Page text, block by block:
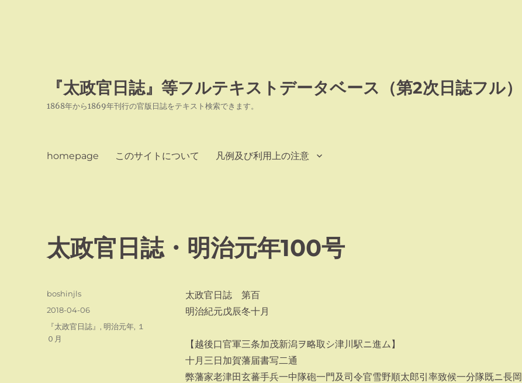
『太政官日誌』等フルテキストデータベース（第2次日誌フル）
1868年から1869年刊行の官版日誌をテキスト検索できます。
homepage このサイトについて 凡例及び利用上の注意
太政官日誌・明治元年100号
太政官日誌 第百
明治紀元戊辰冬十月
【越後口官軍三条加茂新潟ヲ略取シ津川駅ニ進ム】
十月三日加賀藩届書写二通
弊藩家老津田玄蕃手兵一中隊砲一門及司令官雪野順太郎引率致候一分隊既ニ長岡
投
boshinjls
投
稿
2018-04-06
カ
テ
『太政官日誌』 , 明治元年, １
０月